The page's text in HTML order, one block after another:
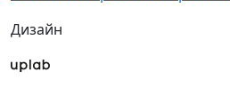
Дизайн